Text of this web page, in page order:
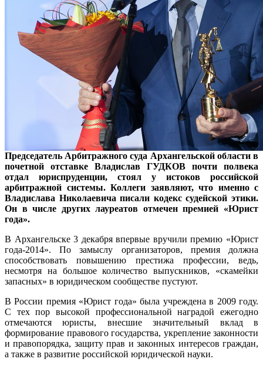
Председатель Арбитражного суда Архангельской области в
почетной отставке Владислав ГУДКОВ почти полвека
отдал юриспруденции, стоял у истоков российской
арбитражной системы. Коллеги заявляют, что именно с
Владислава Николаевича писали кодекс судейской этики.
Он в числе других лауреатов отмечен премией «Юрист
года».
В Архангельске 3 декабря впервые вручили премию «Юрист
года-2014». По замыслу организаторов, премия должна
способствовать повышению престижа профессии, ведь,
несмотря на большое количество выпускников, «скамейки
запасных» в юридическом сообществе пустуют.
В России премия «Юрист года» была учреждена в 2009 году.
С тех пор высокой профессиональной наградой ежегодно
отмечаются юристы, внесшие значительный вклад в
формирование правового государства, укрепление законности
и правопорядка, защиту прав и законных интересов граждан,
а также в развитие российской юридической науки.